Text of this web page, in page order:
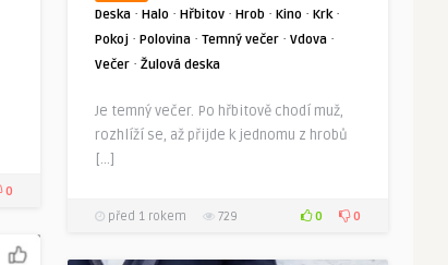
0
Deska · Halo · Hřbitov · Hrob · Kino · Krk·
Pokoj · Polovina · Temný večer · Vdova ·
Večer · Žulová deska
Je temný večer. Po hřbitově chodí muž,
rozhlíží se, až přijde k jednomu z hrobů
[…]
před 1 rokem 729 0 0